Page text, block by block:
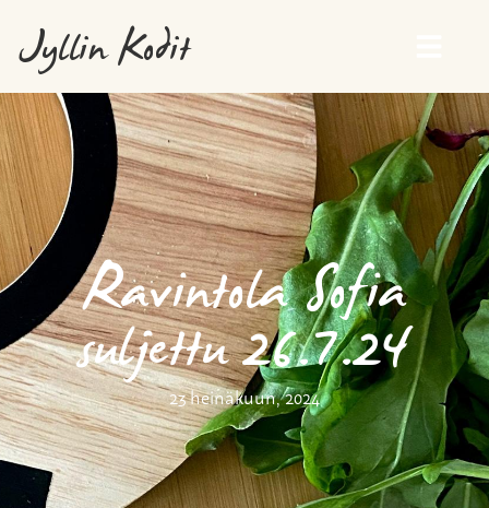
Jyllin Kodit
Ravintola Sofia
suljettu 26.7.24
23 heinäkuun, 2024